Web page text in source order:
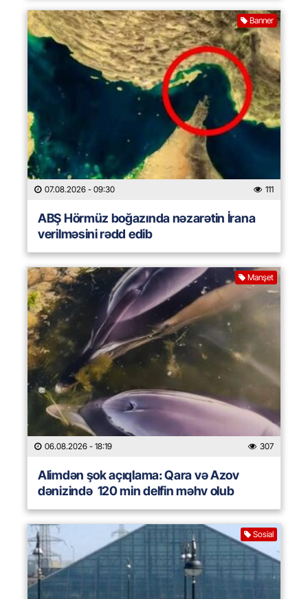
Banner
07.08.2026 - 09:30 111
ABŞ Hörmüz boğazında nəzarətin İrana
verilməsini rədd edib
Manşet
06.08.2026 - 18:19 307
Alimdən şok açıqlama: Qara və Azov
dənizində 120 min delfin məhv olub
Sosial